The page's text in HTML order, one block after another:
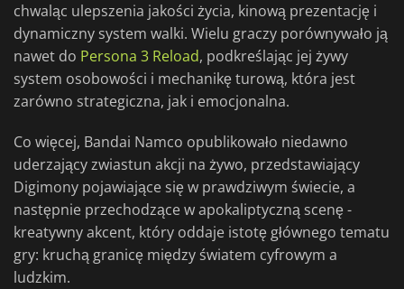
chwaląc ulepszenia jakości życia, kinową prezentację i
dynamiczny system walki. Wielu graczy porównywało ją
nawet do Persona 3 Reload, podkreślając jej żywy
system osobowości i mechanikę turową, która jest
zarówno strategiczna, jak i emocjonalna.
Co więcej, Bandai Namco opublikowało niedawno
uderzający zwiastun akcji na żywo, przedstawiający
Digimony pojawiające się w prawdziwym świecie, a
następnie przechodzące w apokaliptyczną scenę -
kreatywny akcent, który oddaje istotę głównego tematu
gry: kruchą granicę między światem cyfrowym a
ludzkim.